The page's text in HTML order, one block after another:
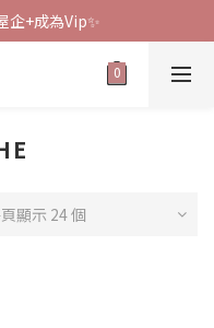
企+成為Vip✨
顯示 24 個